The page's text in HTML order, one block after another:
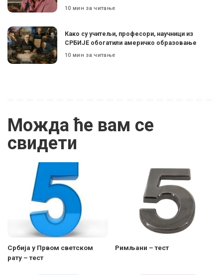
10 мин за читање
Како су учитељи, професори, научници из
СРБИЈЕ обогатили америчко образовање
10 мин за читање
Можда ће вам се
свидети
Србија у Првом светском
рату – тест
Римљани – тест